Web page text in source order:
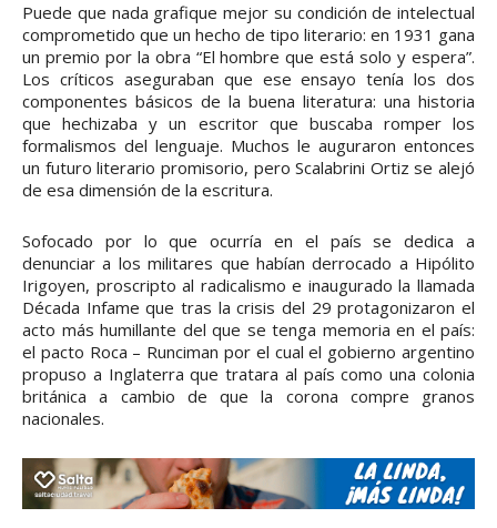
Puede que nada grafique mejor su condición de intelectual
comprometido que un hecho de tipo literario: en 1931 gana
un premio por la obra “El hombre que está solo y espera”.
Los críticos aseguraban que ese ensayo tenía los dos
componentes básicos de la buena literatura: una historia
que hechizaba y un escritor que buscaba romper los
formalismos del lenguaje. Muchos le auguraron entonces
un futuro literario promisorio, pero Scalabrini Ortiz se alejó
de esa dimensión de la escritura.
Sofocado por lo que ocurría en el país se dedica a
denunciar a los militares que habían derrocado a Hipólito
Irigoyen, proscripto al radicalismo e inaugurado la llamada
Década Infame que tras la crisis del 29 protagonizaron el
acto más humillante del que se tenga memoria en el país:
el pacto Roca – Runciman por el cual el gobierno argentino
propuso a Inglaterra que tratara al país como una colonia
británica a cambio de que la corona compre granos
nacionales.